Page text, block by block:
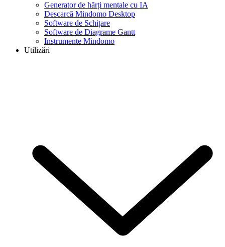
Generator de hărți mentale cu IA
Descarcă Mindomo Desktop
Software de Schițare
Software de Diagrame Gantt
Instrumente Mindomo
Utilizări